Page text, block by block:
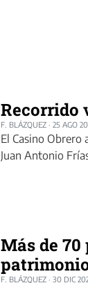
Recorrido
F. BLÁZQUEZ · 25 AGO
El Casino Obrero
Juan Antonio
Más de
F. BLÁZQUEZ · 30 DIC